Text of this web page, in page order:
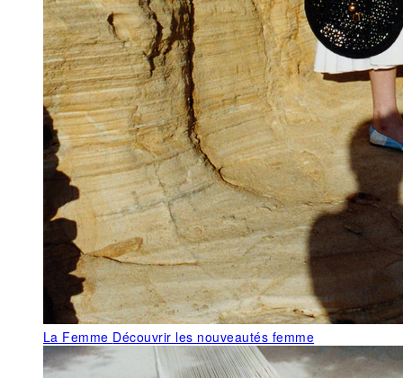
La Femme Découvrir les nouveautés femme